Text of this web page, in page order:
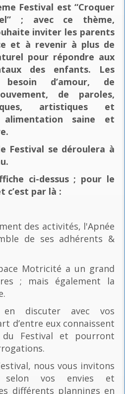
Festival est “Croquer
; avec ce thème,
inviter les parents
et à revenir à plus de
pour répondre aux
des enfants. Les
d’amour, de
de paroles,
artistiques et
alimentation saine et
Festival se déroulera à
ci-dessus ; pour le
c’est par là :
des activités, l'Apnée
de ses adhérents &
Motricité a un grand
; mais également la
discuter avec vos
d’entre eux connaissent
du Festival et pourront
nous vous invitons
vos envies et
différents plannings en